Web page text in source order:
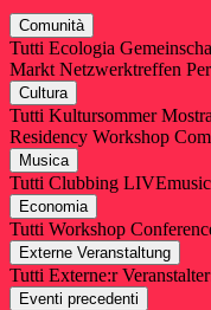
Comunità
Tutti Ecologia
Markt Netzwerktreffen
Cultura
Tutti KultursommerMostra
Residency Workshop
Musica
Tutti Clubbing LIVEmusic
Economia
Tutti Workshop
Externe Veranstaltung
Tutti Externe:r
Eventi precedenti